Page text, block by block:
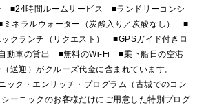
■24時間ルームサービス ■ランドリーコンシ
ネラルウォーター（炭酸入り／炭酸なし） ■
ックランチ（リクエスト） ■GPSガイド付きロ
動車の貸出 ■無料のWi-Fi ■乗下船日の空港
送迎）がクルーズ代金に含まれています。
ック・エンリッチ・プログラム（古城でのコン
ーニックのお客様だけにご用意した特別プログ